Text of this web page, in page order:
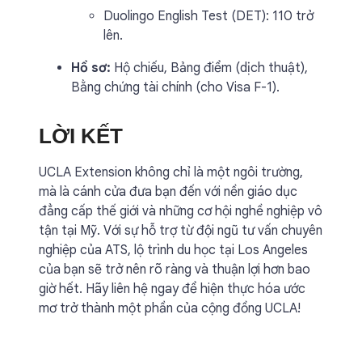
Duolingo English Test (DET): 110 trở
lên.
Hồ sơ: Hộ chiếu, Bảng điểm (dịch thuật),
Bằng chứng tài chính (cho Visa F-1).
LỜI KẾT
UCLA Extension không chỉ là một ngôi trường,
mà là cánh cửa đưa bạn đến với nền giáo dục
đẳng cấp thế giới và những cơ hội nghề nghiệp vô
tận tại Mỹ. Với sự hỗ trợ từ đội ngũ tư vấn chuyên
nghiệp của ATS, lộ trình du học tại Los Angeles
của bạn sẽ trở nên rõ ràng và thuận lợi hơn bao
giờ hết. Hãy liên hệ ngay để hiện thực hóa ước
mơ trở thành một phần của cộng đồng UCLA!